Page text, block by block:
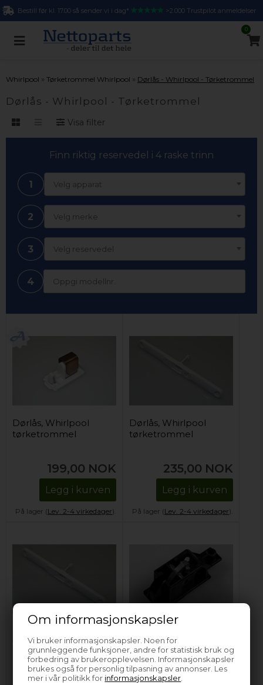
Om informasjonskapsler
Vi bruker informasjonskapsler. Noen for
grunnleggende funksjoner, andre for statistisk bruk og
forbedring av brukeropplevelsen. Informasjonskapsler
brukes også for personlig tilpasning av annonser. Les
mer i vår politikk for informasjonskapsler
Bestill før kl. 17.00 så sender vi i dag* >2.000 Trustpilot anmeldelser
0
Whirlpool » Tørketrommel Whirlpool » Dørlås - Whirlpool - Tørketrommel
Dørlås - Whirlpool - Tørketrommel
Visa filter
Finn riktig reservedel i 4 raske trinn
1 Velg apparat
2 Velg merke
3 Velg reservedel
4
Dørlås, Whirlpool
tørketrommel
199,00 NOK
Legg i kurven
På lager (Lev. 2-4 virkedager).
Dørlås, Whirlpool
tørketrommel
235,00 NOK
Legg i kurven
På lager (Lev. 2-4 virkedager).
tørketrommel
235,00 NOK
tørketrommel
160,00